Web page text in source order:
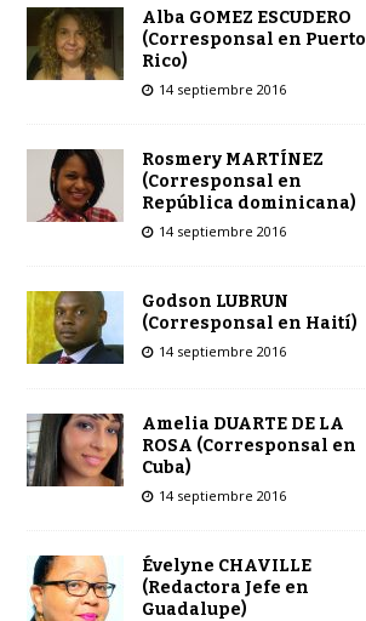
Alba GOMEZ ESCUDERO
(Corresponsal en Puerto
Rico)
14 septiembre 2016
Rosmery MARTÍNEZ
(Corresponsal en
República dominicana)
14 septiembre 2016
Godson LUBRUN
(Corresponsal en Haití)
14 septiembre 2016
Amelia DUARTE DE LA
ROSA (Corresponsal en
Cuba)
14 septiembre 2016
Évelyne CHAVILLE
(Redactora Jefe en
Guadalupe)